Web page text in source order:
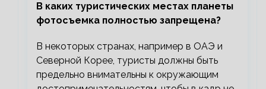
В каких туристических местах планеты
фотосъемка полностью запрещена?
В некоторых странах, например в ОАЭ и
Северной Корее, туристы должны быть
предельно внимательны к окружающим